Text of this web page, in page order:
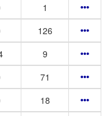
1
126
9
71
18